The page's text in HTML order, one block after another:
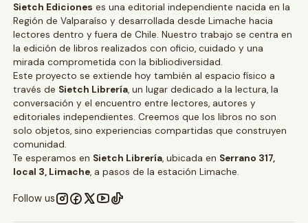
Sietch Ediciones es una editorial independiente nacida en la
Región de Valparaíso y desarrollada desde Limache hacia
lectores dentro y fuera de Chile. Nuestro trabajo se centra en
la edición de libros realizados con oficio, cuidado y una
mirada comprometida con la bibliodiversidad.
Este proyecto se extiende hoy también al espacio físico a
través de Sietch Librería, un lugar dedicado a la lectura, la
conversación y el encuentro entre lectores, autores y
editoriales independientes. Creemos que los libros no son
solo objetos, sino experiencias compartidas que construyen
comunidad.
Te esperamos en Sietch Librería, ubicada en Serrano 317,
local 3, Limache, a pasos de la estación Limache.
Follow us